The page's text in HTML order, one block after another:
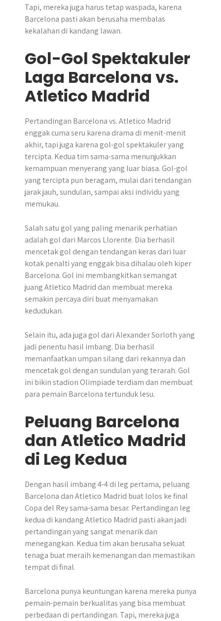
Tapi, mereka juga harus tetap waspada, karena
Barcelona pasti akan berusaha membalas
kekalahan di kandang lawan.
Gol-Gol Spektakuler
Laga Barcelona vs.
Atletico Madrid
Pertandingan Barcelona vs. Atletico Madrid
enggak cuma seru karena drama di menit-menit
akhir, tapi juga karena gol-gol spektakuler yang
tercipta. Kedua tim sama-sama menunjukkan
kemampuan menyerang yang luar biasa. Gol-gol
yang tercipta pun beragam, mulai dari tendangan
jarak jauh, sundulan, sampai aksi individu yang
memukau.
Salah satu gol yang paling menarik perhatian
adalah gol dari Marcos Llorente. Dia berhasil
mencetak gol dengan tendangan keras dari luar
kotak penalti yang enggak bisa dihalau oleh kiper
Barcelona. Gol ini membangkitkan semangat
juang Atletico Madrid dan membuat mereka
semakin percaya diri buat menyamakan
kedudukan.
Selain itu, ada juga gol dari Alexander Sorloth yang
jadi penentu hasil imbang. Dia berhasil
memanfaatkan umpan silang dari rekannya dan
mencetak gol dengan sundulan yang terarah. Gol
ini bikin stadion Olimpiade terdiam dan membuat
para pemain Barcelona tertunduk lesu.
Peluang Barcelona
dan Atletico Madrid
di Leg Kedua
Dengan hasil imbang 4-4 di leg pertama, peluang
Barcelona dan Atletico Madrid buat lolos ke final
Copa del Rey sama-sama besar. Pertandingan leg
kedua di kandang Atletico Madrid pasti akan jadi
pertandingan yang sangat menarik dan
menegangkan. Kedua tim akan berusaha sekuat
tenaga buat meraih kemenangan dan memastikan
tempat di final.
Barcelona punya keuntungan karena mereka punya
pemain-pemain berkualitas yang bisa membuat
perbedaan di pertandingan. Tapi, mereka juga